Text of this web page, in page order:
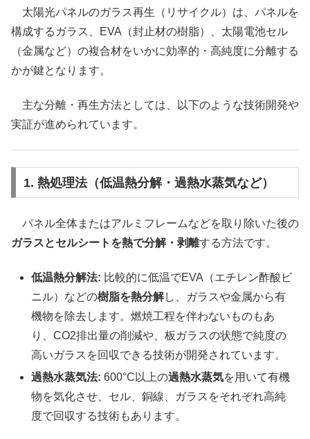
太陽光パネルのガラス再生（リサイクル）は、パネルを
構成するガラス、EVA（封止材の樹脂）、太陽電池セル
（金属など）の複合材をいかに効率的・高純度に分離する
かが鍵となります。
主な分離・再生方法としては、以下のような技術開発や
実証が進められています。
1. 熱処理法（低温熱分解・過熱水蒸気など）
パネル全体またはアルミフレームなどを取り除いた後の
ガラスとセルシートを熱で分解・剥離する方法です。
低温熱分解法: 比較的に低温でEVA（エチレン酢酸ビ
ニル）などの樹脂を熱分解し、ガラスや金属から有
機物を除去します。燃焼工程を伴わないものもあ
り、CO2排出量の削減や、板ガラスの状態で純度の
高いガラスを回収できる技術が開発されています。
過熱水蒸気法: 600°C以上の過熱水蒸気を用いて有機
物を気化させ、セル、銅線、ガラスをそれぞれ高純
度で回収する技術もあります。